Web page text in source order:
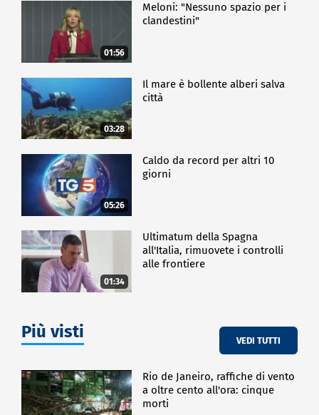
01:56
Meloni: "Nessuno spazio per i
clandestini"
03:28
Il mare è bollente alberi salva
città
05:26
Caldo da record per altri 10
giorni
01:34
Ultimatum della Spagna
all'Italia, rimuovete i controlli
alle frontiere
Più visti VEDI TUTTI
Rio de Janeiro, raffiche di vento
a oltre cento all'ora: cinque
morti